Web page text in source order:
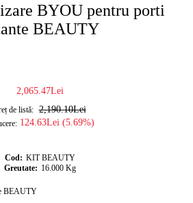
BYOU pentru porti
BEAUTY
2,065.47Lei
de listă: 2,190.10Lei
124.63Lei (5.69%)
Cod: KIT BEAUTY
Greutate: 16.000 Kg
BEAUTY